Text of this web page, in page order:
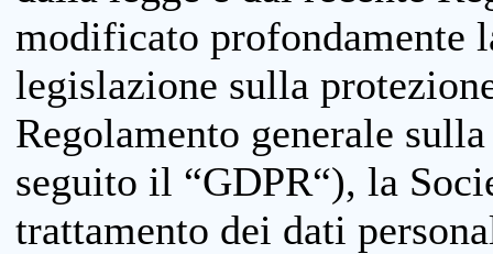
modificato profondamente
legislazione sulla
Regolamento generale
seguito il “GDPR“), la
trattamento dei dati